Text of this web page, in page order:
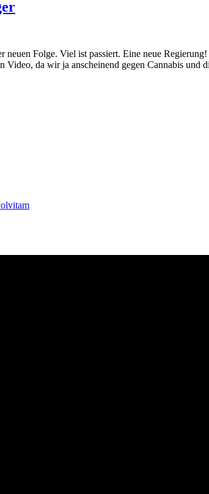
Folge. Viel ist passiert. Eine neue
da wir ja anscheinend gegen Cannabis und